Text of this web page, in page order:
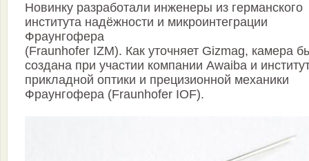
Новинку разработали инженеры из германского
института надёжности и микроинтеграции
Фраунгофера
(Fraunhofer IZM). Как уточняет Gizmag, камера
создана при участии компании Awaiba и
прикладной оптики и прецизионной механики
Фраунгофера (Fraunhofer IOF).